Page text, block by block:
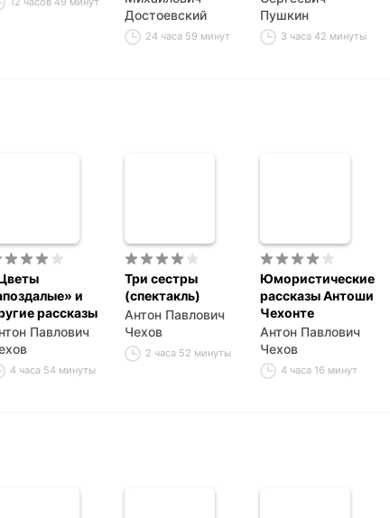
Достоевский
24 часа 59 минут
Пушкин
3 часа 42 минуты
и
рассказы
Павлович
4 часа 54 минуты
Три сестры
(спектакль)
Антон Павлович
Чехов
2 часа 52 минуты
Юмористические
рассказы Антоши
Чехонте
Антон Павлович
Чехов
4 часа 16 минут